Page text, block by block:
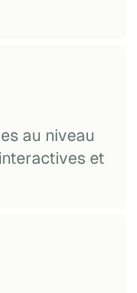
au niveau
et